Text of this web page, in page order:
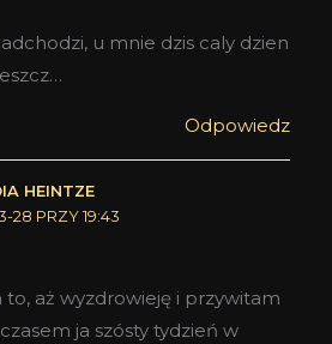
u mnie dzis caly dzien
Odpowiedz
HEINTZE
28 PRZY 19:43
to, aż wyzdrowieję i przywitam
ja szósty tydzień w